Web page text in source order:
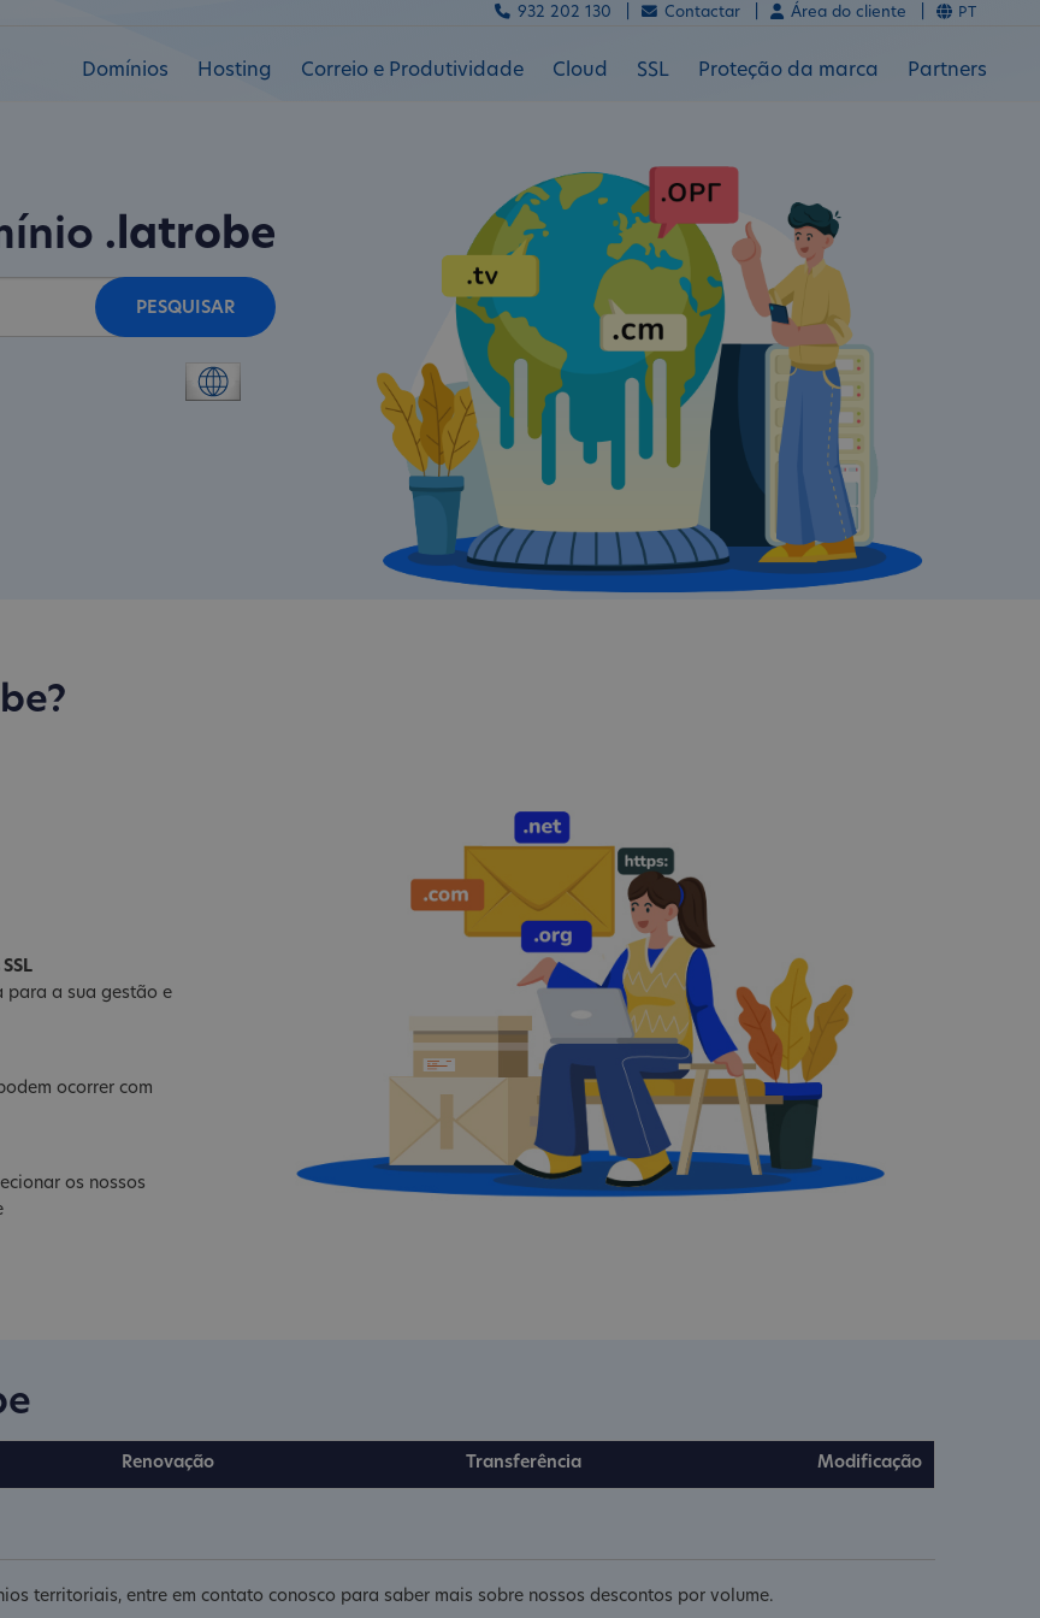
Domínios Hosting Correio e Produtividade Cloud SSL Proteção da marca Partners
932 202 130 | Contactar | Área do cliente | PT
.latrobe
PESQUISAR
para a sua gestão e
ocorrer com
os nossos
Renovação Transferência Modificação
territoriais, entre em contato conosco para saber mais sobre nossos descontos por volume.